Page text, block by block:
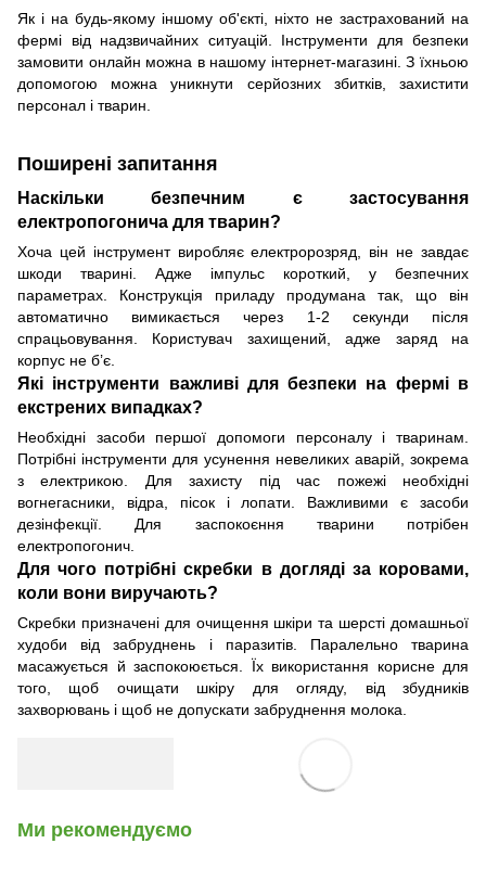
Як і на будь-якому іншому об'єкті, ніхто не застрахований на
фермі від надзвичайних ситуацій. Інструменти для безпеки
замовити онлайн можна в нашому інтернет-магазині. З їхньою
допомогою можна уникнути серйозних збитків, захистити
персонал і тварин.
Поширені запитання
Наскільки безпечним є застосування
електропогонича для тварин?
Хоча цей інструмент виробляє електророзряд, він не завдає
шкоди тварині. Адже імпульс короткий, у безпечних
параметрах. Конструкція приладу продумана так, що він
автоматично вимикається через 1-2 секунди після
спрацьовування. Користувач захищений, адже заряд на
корпус не б’є.
Які інструменти важливі для безпеки на фермі в
екстрених випадках?
Необхідні засоби першої допомоги персоналу і тваринам.
Потрібні інструменти для усунення невеликих аварій, зокрема
з електрикою. Для захисту під час пожежі необхідні
вогнегасники, відра, пісок і лопати. Важливими є засоби
дезінфекції. Для заспокоєння тварини потрібен
електропогонич.
Для чого потрібні скребки в догляді за коровами,
коли вони виручають?
Скребки призначені для очищення шкіри та шерсті домашньої
худоби від забруднень і паразитів. Паралельно тварина
масажується й заспокоюється. Їх використання корисне для
того, щоб очищати шкіру для огляду, від збудників
захворювань і щоб не допускати забруднення молока.
Ми рекомендуємо